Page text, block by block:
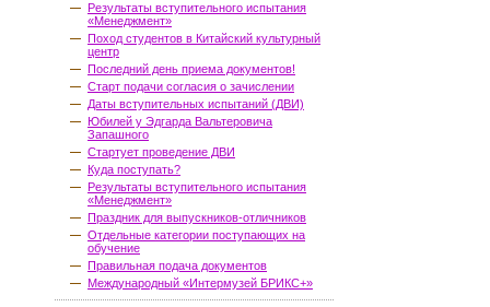
Результаты вступительного испытания
«Менеджмент»
Поход студентов в Китайский культурный
центр
Последний день приема документов!
Старт подачи согласия о зачислении
Даты вступительных испытаний (ДВИ)
Юбилей у Эдгарда Вальтеровича
Запашного
Стартует проведение ДВИ
Куда поступать?
Результаты вступительного испытания
«Менеджмент»
Праздник для выпускников-отличников
Отдельные категории поступающих на
обучение
Правильная подача документов
Международный «Интермузей БРИКС+»